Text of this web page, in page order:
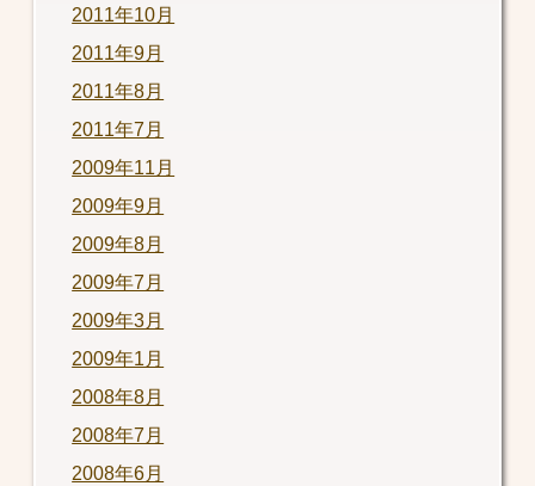
2011年10月
2011年9月
2011年8月
2011年7月
2009年11月
2009年9月
2009年8月
2009年7月
2009年3月
2009年1月
2008年8月
2008年7月
2008年6月